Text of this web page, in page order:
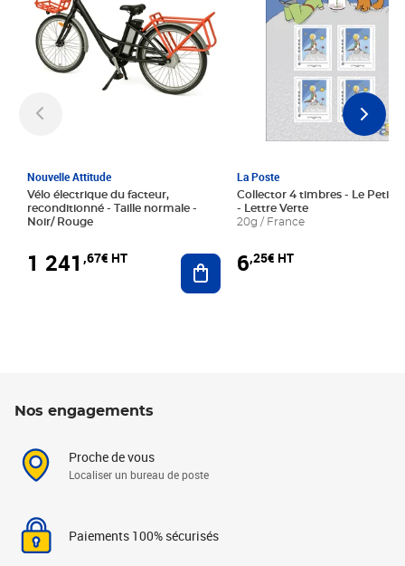
Nouvelle Attitude
Vélo électrique du facteur,
reconditionné - Taille normale -
Noir/ Rouge
1 241 ,67€ HT Ajouter au panier
La Poste
Collector 4 timbres - Le Petit
- Lettre Verte
20g / France
6,25€ HT
Nos engagements
Proche de vous
Localiser un bureau de poste
Paiements 100% sécurisés